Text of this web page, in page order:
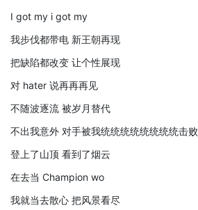
I got my i got my
我步伐都带电 新王朝再现
把缺陷都改变 让个性展现
对 hater 说再再再见
不随波逐流 被岁月替代
不出我意外 对手被我统统统统统统统统击败
登上了山顶 看到了烟云
在去当 Champion wo
我就当去散心 把风景看尽